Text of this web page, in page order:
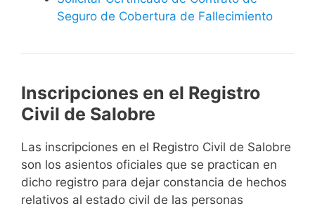
Seguro de Cobertura de Fallecimiento
Inscripciones en el Registro
Civil de Salobre
Las inscripciones en el Registro Civil de Salobre
son los asientos oficiales que se practican en
dicho registro para dejar constancia de hechos
relativos al estado civil de las personas